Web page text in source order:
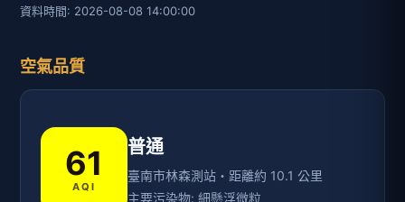
資料時間: 2026-08-08 14:00:00
空氣品質
61
AQI
普通
臺南市林森測站・距離約 10.1 公里
主要污染物: 細懸浮微粒